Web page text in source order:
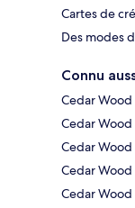
Cartes de
Des modes
Connu
Cedar
Cedar Wood
Cedar
Cedar
Cedar